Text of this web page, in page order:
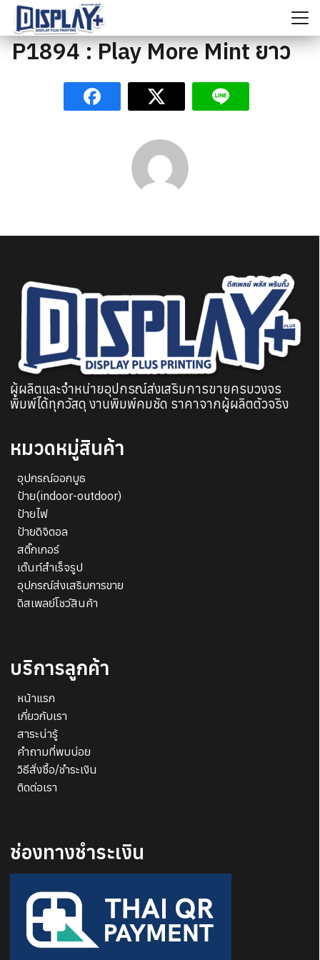
Skip
content
ค้นหา
สำหรับ:
สำหรับ:
P1894 : Play More Mint ยาว
ผู้ผลิตและจำหน่ายอุปกรณ์ส่งเสริมการขายครบวงจร
พิมพ์ได้ทุกวัสดุ งานพิมพ์คมชัด ราคาจากผู้ผลิตตัวจริง
หมวดหมู่สินค้า
อุปกรณ์ออกบูธ
ป้าย(indoor-outdoor)
ป้ายไฟ
ป้ายดิจิตอล
สติ๊กเกอร์
เต๊นท์สำเร็จรูป
อุปกรณ์ส่งเสริมการขาย
ดิสเพลย์โชว์สินค้า
บริการลูกค้า
หน้าแรก
เกี่ยวกับเรา
สาระน่ารู้
คำถามที่พบบ่อย
วิธีสั่งซื้อ/ชำระเงิน
ติดต่อเรา
ช่องทางชำระเงิน
ชื่อผู้ใช้หรือที่อยู่อีเมล
บันทึกการใช้งานของฉัน